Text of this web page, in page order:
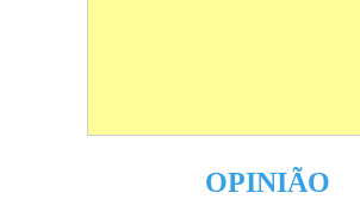
OPINIÃO